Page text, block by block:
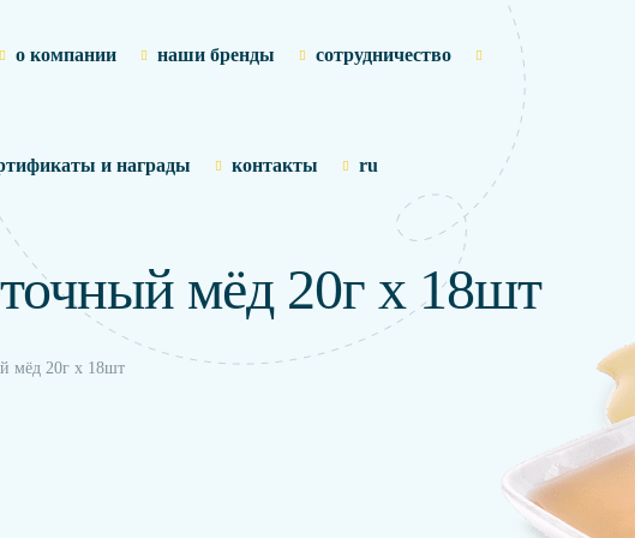
о компании наши бренды сотрудничество
и награды контакты ru
мёд 20г х 18шт
мёд 20г х 18шт